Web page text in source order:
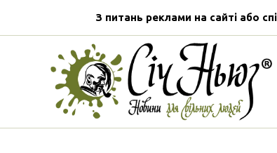
З питань реклами на сайті або